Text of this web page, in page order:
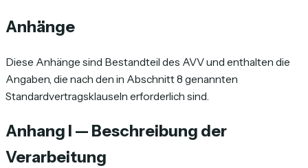
Anhänge
Diese Anhänge sind Bestandteil des AVV und enthalten die
Angaben, die nach den in Abschnitt 8 genannten
Standardvertragsklauseln erforderlich sind.
Anhang I — Beschreibung der
Verarbeitung